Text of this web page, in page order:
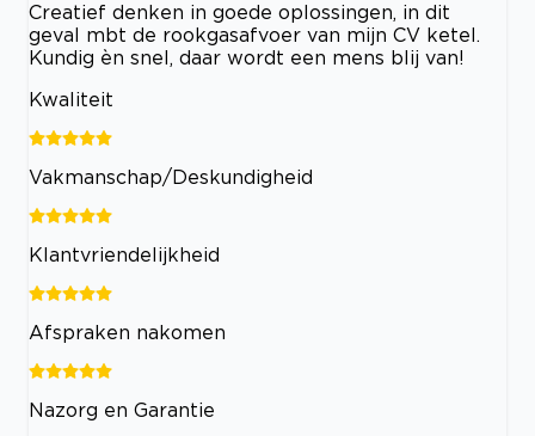
Creatief denken in goede oplossingen, in dit
geval mbt de rookgasafvoer van mijn CV ketel.
Kundig èn snel, daar wordt een mens blij van!
Kwaliteit
Vakmanschap/Deskundigheid
Klantvriendelijkheid
Afspraken nakomen
Nazorg en Garantie